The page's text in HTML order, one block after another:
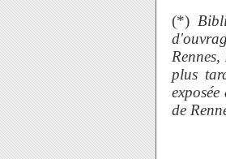
(*)
plus
de